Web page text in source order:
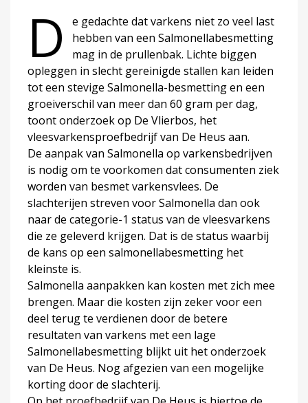
D
e gedachte dat varkens niet zo veel last
hebben van een Salmonellabesmetting
mag in de prullenbak. Lichte biggen
opleggen in slecht gereinigde stallen kan leiden
tot een stevige Salmonella-besmetting en een
groeiverschil van meer dan 60 gram per dag,
toont onderzoek op De Vlierbos, het
vleesvarkensproefbedrijf van De Heus aan.
De aanpak van Salmonella op varkensbedrijven
is nodig om te voorkomen dat consumenten ziek
worden van besmet varkensvlees. De
slachterijen streven voor Salmonella dan ook
naar de categorie-1 status van de vleesvarkens
die ze geleverd krijgen. Dat is de status waarbij
de kans op een salmonellabesmetting het
kleinste is.
Salmonella aanpakken kan kosten met zich mee
brengen. Maar die kosten zijn zeker voor een
deel terug te verdienen door de betere
resultaten van varkens met een lage
Salmonellabesmetting blijkt uit het onderzoek
van De Heus. Nog afgezien van een mogelijke
korting door de slachterij.